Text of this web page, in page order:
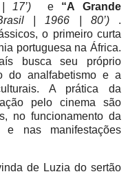
17’)
e “A Grande
| 1966 | 80’) .
o primeiro curta
portuguesa na África.
busca seu próprio
do analfabetismo e a
A prática da
pelo cinema são
no funcionamento da
e nas manifestações
de Luzia do sertão